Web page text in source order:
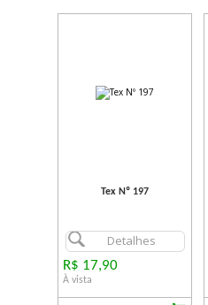
Tex Nº 197
Detalhes
R$ 17,90
À vista